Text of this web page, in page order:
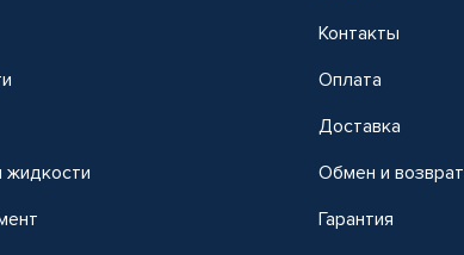
жидкости
Контакты
Оплата
Доставка
Обмен и возврат
Гарантия